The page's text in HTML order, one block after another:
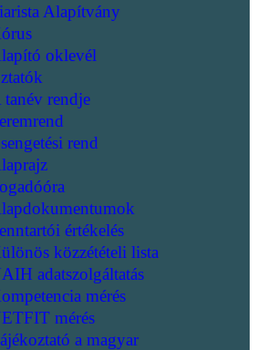
Alapítvány
oklevél
tanév rendje
rend
értékelés
közzétételi lista
adatszolgáltatás
mérés
mérés
a magyar